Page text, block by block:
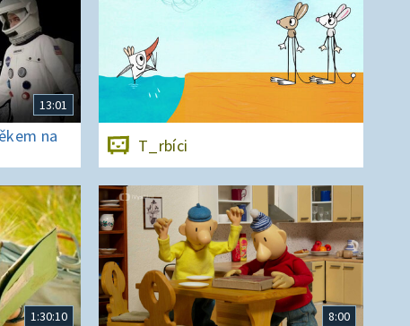
13:01
na
T_rbíci
1:30:10 8:00